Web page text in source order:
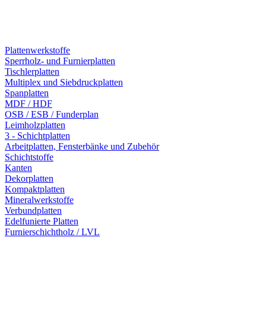
Plattenwerkstoffe
Sperrholz- und Furnierplatten
Tischlerplatten
Multiplex und Siebdruckplatten
Spanplatten
MDF / HDF
OSB / ESB / Funderplan
Leimholzplatten
3 - Schichtplatten
Arbeitplatten, Fensterbänke und Zubehör
Schichtstoffe
Kanten
Dekorplatten
Kompaktplatten
Mineralwerkstoffe
Verbundplatten
Edelfunierte Platten
Furnierschichtholz / LVL